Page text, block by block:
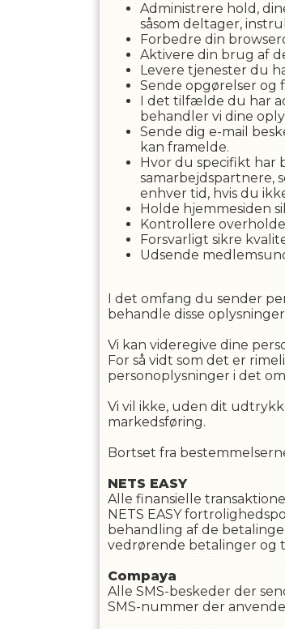
Administrere hold,
såsom deltager,
Forbedre din
Aktivere din brug af
Levere tjenester du
Sende opgørelser og
I det tilfælde du har
behandler vi dine
Sende dig e-mail
kan framelde.
Hvor du specifikt har
samarbejdspartnere,
enhver tid, hvis du
Holde hjemmesiden
Kontrollere
Forsvarligt sikre
Udsende
I det omfang du sender
behandle disse
Vi kan videregive dine
For så vidt som det er
personoplysninger i det
Vi vil ikke, uden dit
markedsføring.
Bortset fra
NETS EASY
Alle finansielle
NETS EASY
behandling af de
vedrørende betalinger og
Compaya
Alle SMS-beskeder der
SMS-nummer der